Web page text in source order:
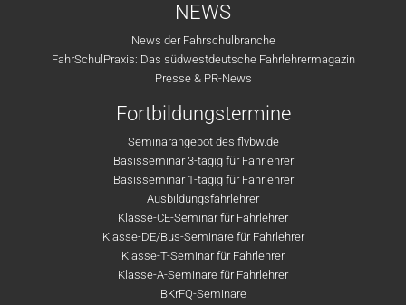
NEWS
News der Fahrschulbranche
FahrSchulPraxis: Das südwestdeutsche Fahrlehrermagazin
Presse & PR-News
Fortbildungstermine
Seminarangebot des flvbw.de
Basisseminar 3-tägig für Fahrlehrer
Basisseminar 1-tägig für Fahrlehrer
Ausbildungsfahrlehrer
Klasse-CE-Seminar für Fahrlehrer
Klasse-DE/Bus-Seminare für Fahrlehrer
Klasse-T-Seminar für Fahrlehrer
Klasse-A-Seminare für Fahrlehrer
BKrFQ-Seminare